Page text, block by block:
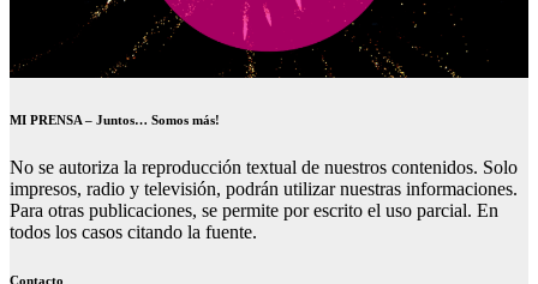
MI PRENSA – Juntos… Somos más!
No se autoriza la reproducción textual de nuestros contenidos. Solo
impresos, radio y televisión, podrán utilizar nuestras informaciones.
Para otras publicaciones, se permite por escrito el uso parcial. En
todos los casos citando la fuente.
Contacto